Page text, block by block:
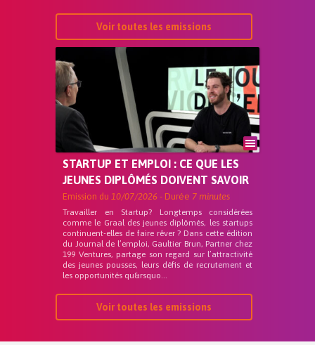
Voir toutes les emissions
STARTUP ET EMPLOI : CE QUE LES
JEUNES DIPLÔMÉS DOIVENT SAVOIR
Emission du 10/07/2026 - Durée 7 minutes
Travailler en Startup? Longtemps considérées
comme le Graal des jeunes diplômés, les startups
continuent-elles de faire rêver ? Dans cette édition
du Journal de l’emploi, Gaultier Brun, Partner chez
199 Ventures, partage son regard sur l’attractivité
des jeunes pousses, leurs défis de recrutement et
les opportunités qu&rsquo...
Voir toutes les emissions